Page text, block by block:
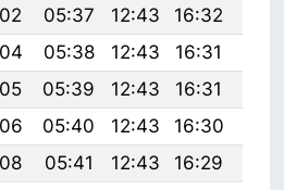
05:37 12:43 16:32
05:38 12:43 16:31
05:39 12:43 16:31
05:40 12:43 16:30
05:41 12:43 16:29